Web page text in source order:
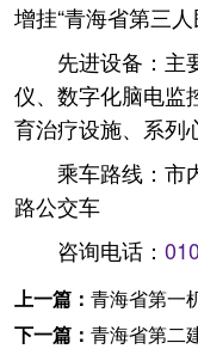
增挂“青海省第三
先进设备：主
仪、数字化脑电监
育治疗设施、系列
乘车路线：市
路公交车
咨询电话：
上一篇： 青海省第一
下一篇： 青海省第二